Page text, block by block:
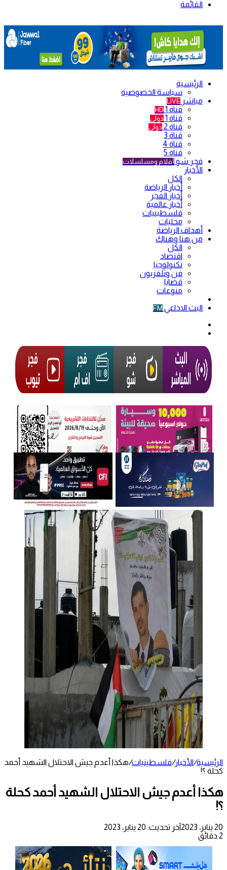
القائمة
الرئيسية
سياسة الخصوصية
مباشر LIVE
قناة 1 HD
قناة 1 دولي
قناة 2 دولي
قناة 3
قناة 4
قناة 5
فجر شو أفلام ومسلسلات
الأخبار
الكل
أخبار الرياضة
أخبار الفجر
أخبار عالمية
فلسطينيات
محليات
أهداف الرياضة
من هنا وهناك
الكل
اقتصاد
تكنولوجيا
فن وتلفزيون
قضايا
منوعات
البث الاذاعي FM
الرئيسية/الأخبار/فلسطينيات/هكذا أعدم جيش الاحتلال الشهيد أحمد
كحلة ؟!
هكذا أعدم جيش الاحتلال الشهيد أحمد كحلة
؟!
20 يناير، 2023
آخر تحديث: 20 يناير، 2023
2 دقائق